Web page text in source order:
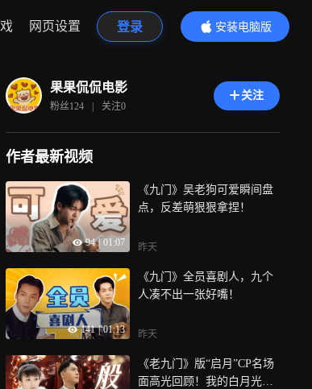
网页设置 登录
安装电脑版
内容更精彩
果果侃侃电影
粉丝124 | 关注0
关注
作者最新视频
94 | 01:07
《九门》吴老狗可爱瞬间盘
点，反差萌狠狠拿捏！
昨天
141 | 01:13
《九门》全员喜剧人，九个
人凑不出一张好嘴！
昨天
《老九门》版“启月”CP名场
面高光回顾！我的白月光又